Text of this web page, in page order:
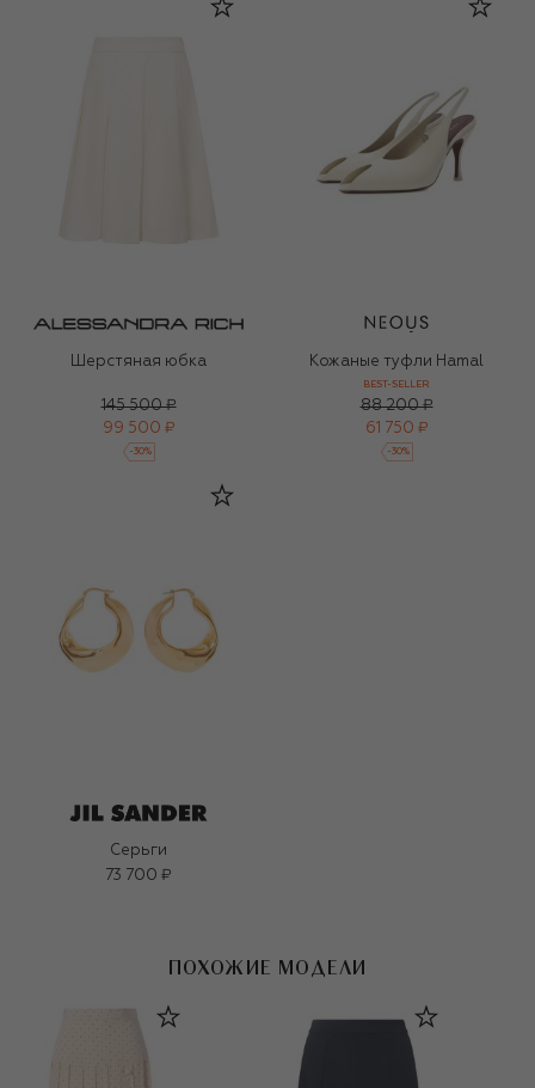
Шерстяная юбка
145 500 ₽
99 500 ₽
-30%
Кожаные туфли Hamal
BEST-SELLER
88 200 ₽
61 750 ₽
-30%
Серьги
73 700 ₽
ПОХОЖИЕ МОДЕЛИ